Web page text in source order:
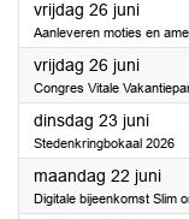
vrijdag 26 juni2026
Aanleveren moties en
vrijdag 26 juni2026
Congres Vitale
dinsdag 23 juni2026
Stedenkringbokaal 2026
maandag 22 juni2026
Digitale bijeenkomst Slim